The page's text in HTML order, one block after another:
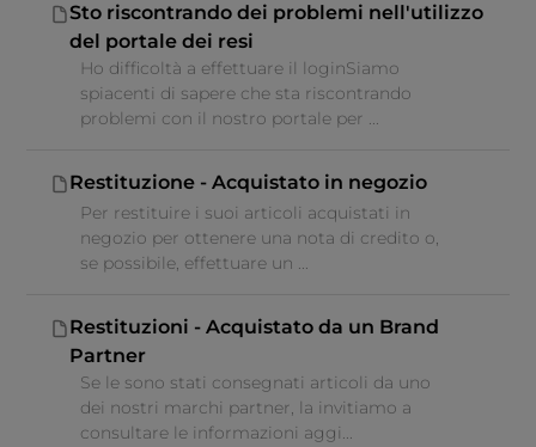
Sto riscontrando dei problemi nell'utilizzo
del portale dei resi
Ho difficoltà a effettuare il loginSiamo
spiacenti di sapere che sta riscontrando
problemi con il nostro portale per ...
Restituzione - Acquistato in negozio
Per restituire i suoi articoli acquistati in
negozio per ottenere una nota di credito o,
se possibile, effettuare un ...
Restituzioni - Acquistato da un Brand
Partner
Se le sono stati consegnati articoli da uno
dei nostri marchi partner, la invitiamo a
consultare le informazioni aggi...